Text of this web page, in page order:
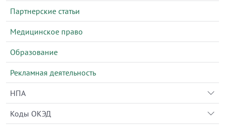
Партнерские статьи
Медицинское право
Образование
Рекламная деятельность
НПА
Коды ОКЭД